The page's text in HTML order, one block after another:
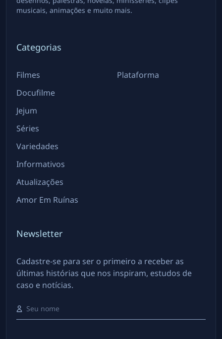
musicais, animações e muito mais.
Categorias
Filmes
Docufilme
Jejum
Séries
Variedades
Informativos
Atualizações
Amor Em Ruínas
Plataforma
Newsletter
Cadastre-se para ser o primeiro a receber as
últimas histórias que nos inspiram, estudos de
caso e notícias.